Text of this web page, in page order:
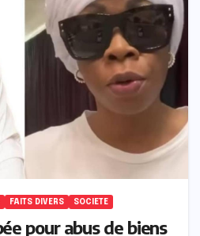
FAITS DIVERS SOCIETE
pour abus de biens